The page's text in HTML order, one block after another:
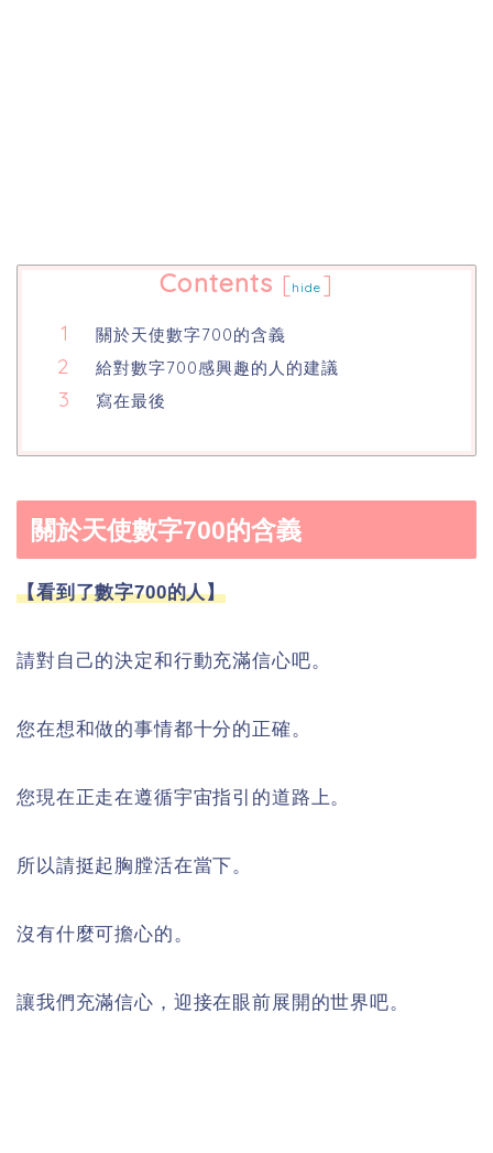
Contents [hide ]
關於天使數字700的含義
給對數字700感興趣的人的建議
寫在最後
關於天使數字700的含義
【看到了數字700的人】
請對自己的決定和行動充滿信心吧。
您在想和做的事情都十分的正確。
您現在正走在遵循宇宙指引的道路上。
所以請挺起胸膛活在當下。
沒有什麼可擔心的。
讓我們充滿信心，迎接在眼前展開的世界吧。